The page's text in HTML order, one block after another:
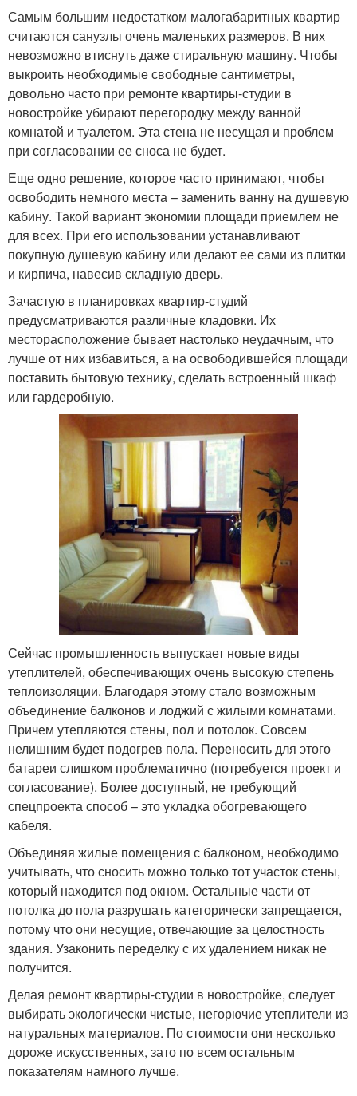
Самым большим недостатком малогабаритных квартир
считаются санузлы очень маленьких размеров. В них
невозможно втиснуть даже стиральную машину. Чтобы
выкроить необходимые свободные сантиметры,
довольно часто при ремонте квартиры-студии в
новостройке убирают перегородку между ванной
комнатой и туалетом. Эта стена не несущая и проблем
при согласовании ее сноса не будет.
Еще одно решение, которое часто принимают, чтобы
освободить немного места – заменить ванну на душевую
кабину. Такой вариант экономии площади приемлем не
для всех. При его использовании устанавливают
покупную душевую кабину или делают ее сами из плитки
и кирпича, навесив складную дверь.
Зачастую в планировках квартир-студий
предусматриваются различные кладовки. Их
месторасположение бывает настолько неудачным, что
лучше от них избавиться, а на освободившейся площади
поставить бытовую технику, сделать встроенный шкаф
или гардеробную.
Сейчас промышленность выпускает новые виды
утеплителей, обеспечивающих очень высокую степень
теплоизоляции. Благодаря этому стало возможным
объединение балконов и лоджий с жилыми комнатами.
Причем утепляются стены, пол и потолок. Совсем
нелишним будет подогрев пола. Переносить для этого
батареи слишком проблематично (потребуется проект и
согласование). Более доступный, не требующий
спецпроекта способ – это укладка обогревающего
кабеля.
Объединяя жилые помещения с балконом, необходимо
учитывать, что сносить можно только тот участок стены,
который находится под окном. Остальные части от
потолка до пола разрушать категорически запрещается,
потому что они несущие, отвечающие за целостность
здания. Узаконить переделку с их удалением никак не
получится.
Делая ремонт квартиры-студии в новостройке, следует
выбирать экологически чистые, негорючие утеплители из
натуральных материалов. По стоимости они несколько
дороже искусственных, зато по всем остальным
показателям намного лучше.